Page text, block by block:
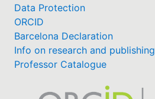
Data Protection
ORCID
Barcelona Declaration
Info on research and publishing
Professor Catalogue